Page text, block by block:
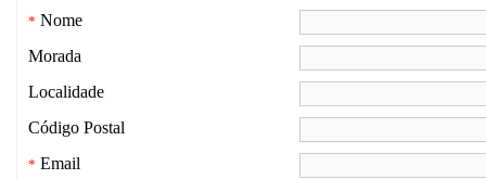
* Nome
Morada
Localidade
Código Postal
* Email